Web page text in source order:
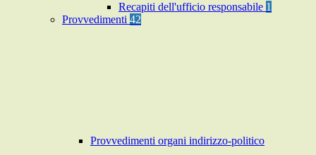
Recapiti dell'ufficio responsabile 1
Provvedimenti 42
Provvedimenti organi indirizzo-politico